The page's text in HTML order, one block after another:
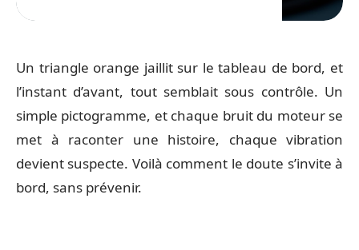
Un triangle orange jaillit sur le tableau de bord, et
l’instant d’avant, tout semblait sous contrôle. Un
simple pictogramme, et chaque bruit du moteur se
met à raconter une histoire, chaque vibration
devient suspecte. Voilà comment le doute s’invite à
bord, sans prévenir.